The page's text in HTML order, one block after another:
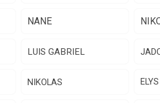
NANE
LUIS GABRIEL
NIKOLAS ELYS